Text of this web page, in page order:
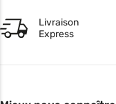
Livraison
Express